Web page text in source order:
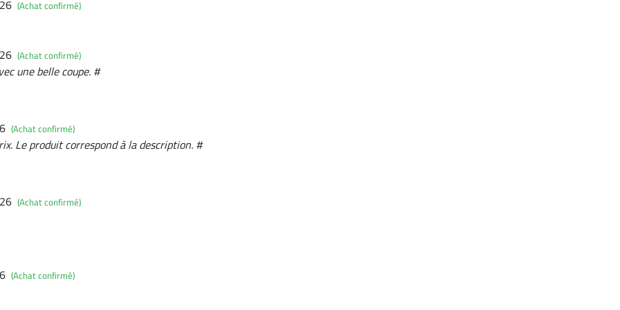
(Achat confirmé)
(Achat confirmé)
une belle coupe. #
(Achat confirmé)
Le produit correspond à la description. #
(Achat confirmé)
(Achat confirmé)